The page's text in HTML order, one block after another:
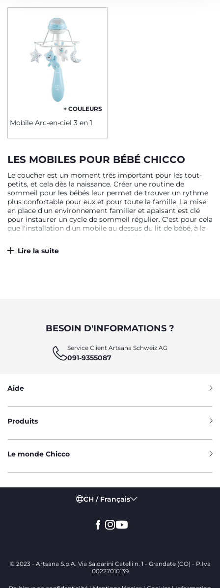
+ COULEURS
Mobile Arc-en-ciel 3 en 1
LES MOBILES POUR BÉBÉ CHICCO
Le coucher est un moment très important pour les tout-
petits, et cela dès la naissance. Créer une routine de
sommeil pour les bébés leur permet de trouver un rythme
plus confortable pour eux et pour toute la famille. La mise
en place d'un environnement familier et apaisant est clé
pour instaurer un cycle de sommeil régulier. C'est pour cela
que l'installation d'un mobile au dessus du lit de bébé, à la
maison comme en voyage, permet dès la naissance de le
rassurer et de l'apaiser, élément qu'il reconnaît et retrouve
à chaque coucher au dessus de sa tête. Un mobile peut
Lire la suite
BESOIN D'INFORMATIONS ?
Service Client Artsana Schweiz AG
091-9355087
Aide
Produits
Le monde Chicco
CH / Français
© 2023 - Artsana S.p.A. Via Saldarini Catelli n. 1 - Grandate (CO) - P.Iva
00227010139